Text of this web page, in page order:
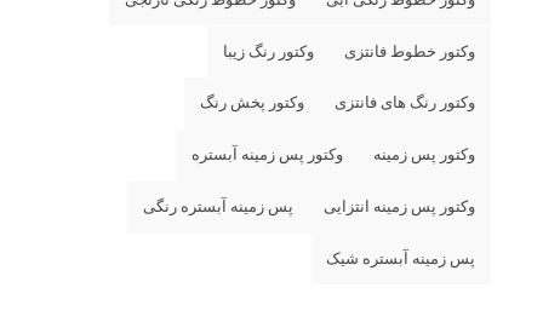
وکتور خطوط فانتزی وکتور رنگ زیبا
وکتور رنگ های فانتزی وکتور پخش رنگ
وکتور پس زمینه وکتور پس زمینه آبستره
وکتور پس زمینه انتزایی پس زمینه آبستره رنگی
پس زمینه آبستره شیک